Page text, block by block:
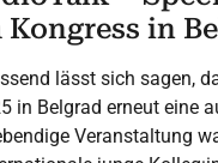
Kongress in
lässt sich sagen,
in Belgrad erneut eine
Veranstaltung